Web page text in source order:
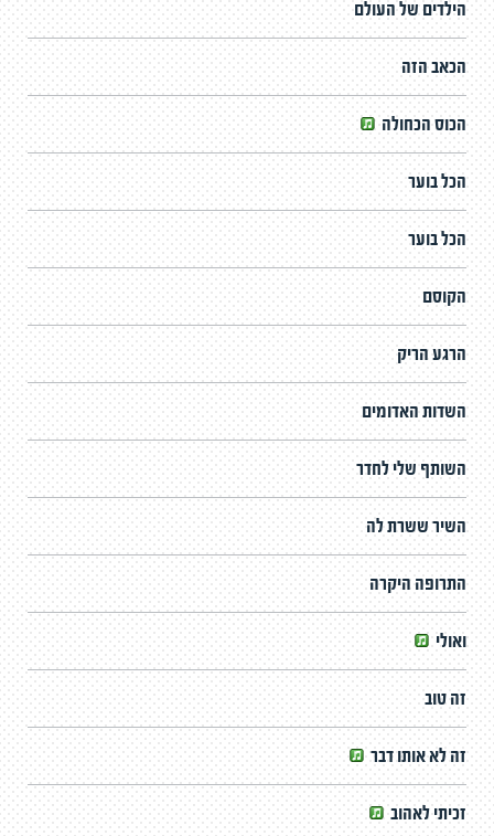
הילדים של העולם
הכאב הזה
הכוס הכחולה
הכל בוער
הכל בוער
הקוסם
הרגע הריק
השדות האדומים
השותף שלי לחדר
השיר ששרת לה
התרופה היקרה
ואולי
זה טוב
זה לא אותו דבר
זכיתי לאהוב